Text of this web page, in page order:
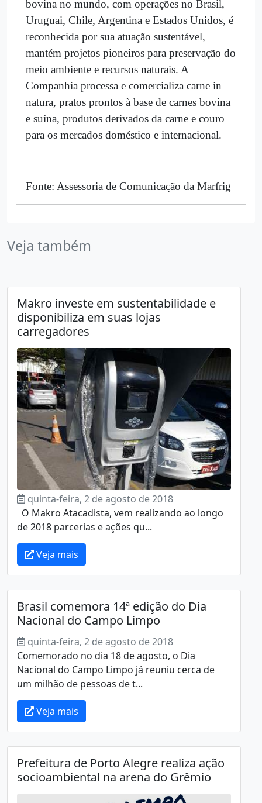
bovina no mundo, com operações no Brasil,
Uruguai, Chile, Argentina e Estados Unidos, é
reconhecida por sua atuação sustentável,
mantém projetos pioneiros para preservação do
meio ambiente e recursos naturais. A
Companhia processa e comercializa carne in
natura, pratos prontos à base de carnes bovina
e suína, produtos derivados da carne e couro
para os mercados doméstico e internacional.
Fonte: Assessoria de Comunicação da Marfrig
Veja também
Makro investe em sustentabilidade e
disponibiliza em suas lojas
carregadores
quinta-feira, 2 de agosto de 2018
O Makro Atacadista, vem realizando ao longo
de 2018 parcerias e ações qu...
Veja mais
Brasil comemora 14ª edição do Dia
Nacional do Campo Limpo
quinta-feira, 2 de agosto de 2018
Comemorado no dia 18 de agosto, o Dia
Nacional do Campo Limpo já reuniu cerca de
um milhão de pessoas de t...
Veja mais
Prefeitura de Porto Alegre realiza ação
socioambiental na arena do Grêmio